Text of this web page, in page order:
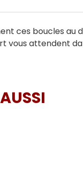
ces boucles au
vous attendent